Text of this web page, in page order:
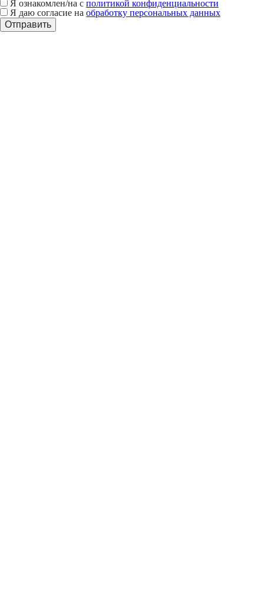
Я ознакомлен/на с политикой конфиденциальности
Я даю согласие на обработку персональных данных
Отправить